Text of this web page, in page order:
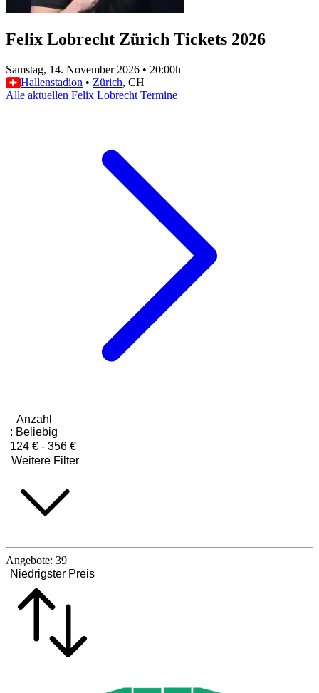
Felix Lobrecht Zürich Tickets 2026
Samstag, 14. November 2026 • 20:00h
Hallenstadion • Zürich, CH
Alle aktuellen Felix Lobrecht Termine
Anzahl
: Beliebig
124 € - 356 €
Weitere Filter
Angebote: 39
Niedrigster Preis